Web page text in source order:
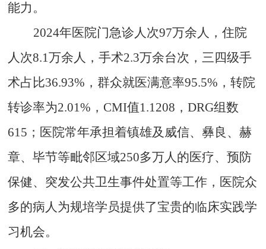
能力。
2024年医院门急诊人次97万余人，住院
人次8.1万余人，手术2.3万余台次，三四级手
术占比36.93% ，群众就医满意率95.5% ，转院
转诊率为2.01% ， CMI值1.1208 ，DRG组数
615 ；医院常年承担着镇雄及威信、彝良、赫
章、毕节等毗邻区域250多万人的医疗、预防
保健、突发公共卫生事件处置等工作，医院众
多的病人为规培学员提供了宝贵的临床实践学
习机会。